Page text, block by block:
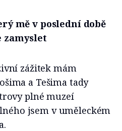
mě v poslední době
zamyslet
zážitek mám
a Tešima tady
plné muzeí
jsem v uměleckém